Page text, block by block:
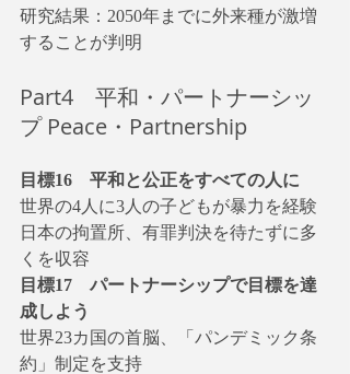
研究結果：2050年までに外来種が激増
することが判明
Part4　平和・パートナーシッ
プ Peace・Partnership
目標16　平和と公正をすべての人に
世界の4人に3人の子どもが暴力を経験
日本の拘置所、有罪判決を待たずに多
くを収容
目標17　パートナーシップで目標を達
成しよう
世界23カ国の首脳、「パンデミック条
約」制定を支持